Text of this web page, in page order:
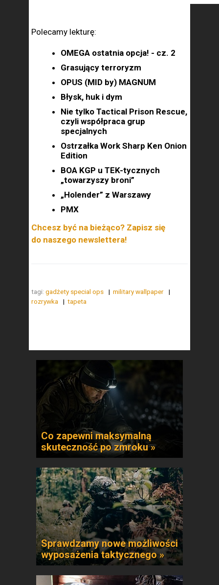
Polecamy lekturę:
OMEGA ostatnia opcja! - cz. 2
Grasujący terroryzm
OPUS (MID by) MAGNUM
Błysk, huk i dym
Nie tylko Tactical Prison Rescue,
czyli współpraca grup
specjalnych
Ostrzałka Work Sharp Ken Onion
Edition
BOA KGP u TEK-tycznych
„towarzyszy broni”
„Holender” z Warszawy
PMX
Chcesz być na bieżąco? Zapisz się
do naszego newslettera!
tagi: gadżety special ops
military wallpaper
rozrywka
tapeta
Co zapewni maksymalną
skuteczność po zmroku »
Sprawdzamy nowe możliwości
wyposażenia taktycznego »